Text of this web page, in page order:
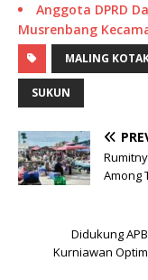
Anggota DPRD
Musrenbang
MALING
SUKUN
Among
Didukung
Kurniawan